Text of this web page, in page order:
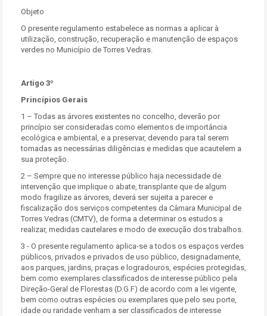
Objeto
O presente regulamento estabelece as normas a aplicar à
utilização, construção, recuperação e manutenção de espaços
verdes no Município de Torres Vedras.
Artigo 3º
Princípios Gerais
1 – Todas as árvores existentes no concelho, deverão por
princípio ser consideradas como elementos de importância
ecológica e ambiental, e a preservar, devendo para tal serem
tomadas as necessárias diligências e medidas que acautelem a
sua proteção.
2 – Sempre que no interesse público haja necessidade de
intervenção que implique o abate, transplante que de algum
modo fragilize as árvores, deverá ser sujeita a parecer e
fiscalização dos serviços competentes da Câmara Municipal de
Torres Vedras (CMTV), de forma a determinar os estudos a
realizar, medidas cautelares e modo de execução dos trabalhos.
3 - O presente regulamento aplica-se a todos os espaços verdes
públicos, privados e privados de uso público, designadamente,
aos parques, jardins, praças e logradouros, espécies protegidas,
bem como exemplares classificados de interesse público pela
Direção-Geral de Florestas (D.G.F) de acordo com a lei vigente,
bem como outras espécies ou exemplares que pelo seu porte,
idade ou raridade venham a ser classificados de interesse